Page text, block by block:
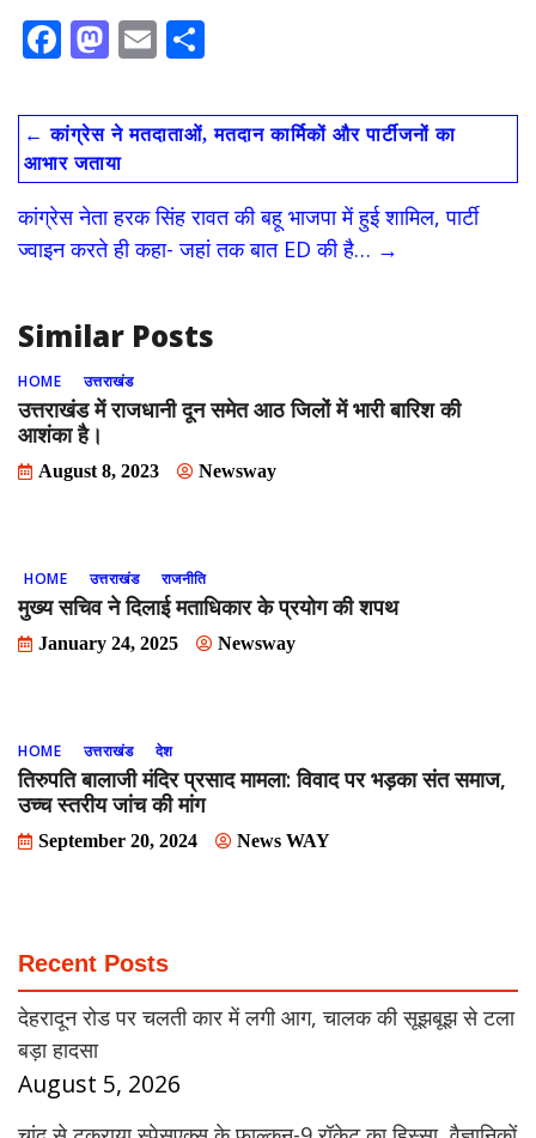
F
e
b
o
o
k
M
to
d
o
n
E
ai
l
ar
e
← कांग्रेस ने मतदाताओं, मतदान कार्मिकों और पार्टीजनों का
आभार जताया
कांग्रेस नेता हरक सिंह रावत की बहू भाजपा में हुई शामिल, पार्टी
ज्वाइन करते ही कहा- जहां तक बात ED की है… →
Similar Posts
HOME उत्तराखंड
उत्तराखंड में राजधानी दून समेत आठ जिलों में भारी बारिश की
आशंका है।
August 8, 2023 Newsway
HOME उत्तराखंड राजनीति
मुख्य सचिव ने दिलाई मताधिकार के प्रयोग की शपथ
January 24, 2025 Newsway
HOME उत्तराखंड देश
तिरुपति बालाजी मंदिर प्रसाद मामला: विवाद पर भड़का संत समाज,
उच्च स्तरीय जांच की मांग
September 20, 2024 News WAY
Recent Posts
देहरादून रोड पर चलती कार में लगी आग, चालक की सूझबूझ से टला
बड़ा हादसा
August 5, 2026